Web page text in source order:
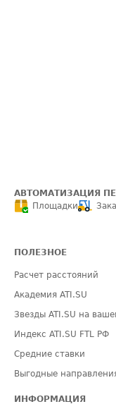
АВТОМАТИЗАЦИЯ
Площадки
ПОЛЕЗНОЕ
Расчет расстояний
Академия ATI.SU
Звезды ATI.SU на
Индекс ATI.SU FTL РФ
Средние ставки
Выгодные
ИНФОРМАЦИЯ